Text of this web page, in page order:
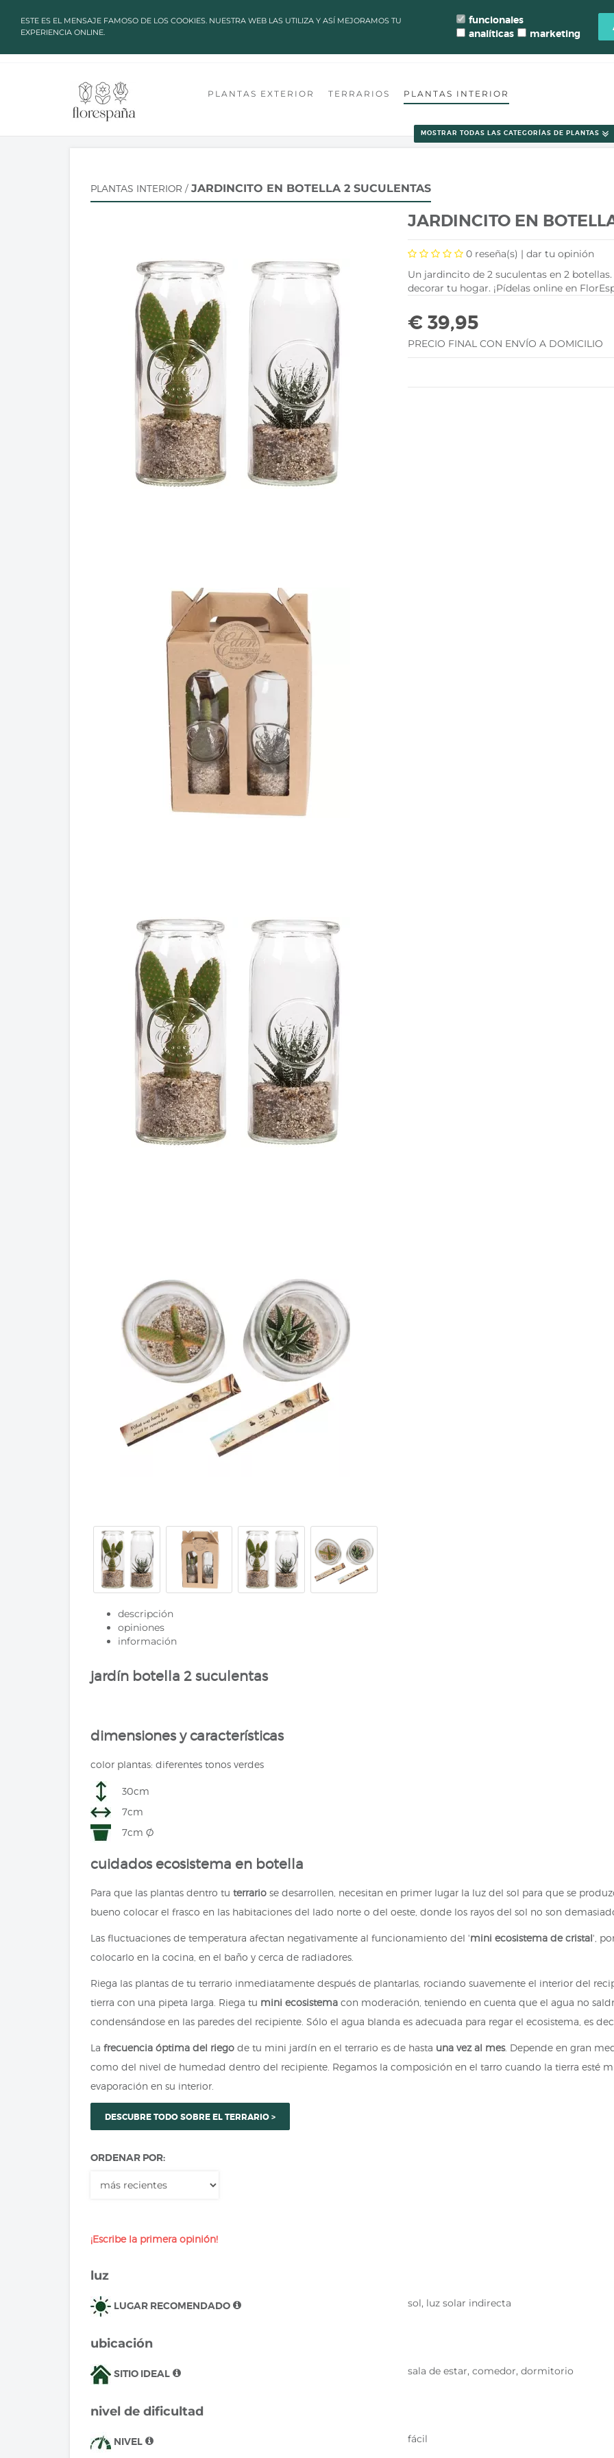
✔ ALTAS TEMPERATURAS: LOS PLAZOS DE PROCESAMIENTO Y ENVÍO DE PEDIDOS CAMBIAN PARA
PLANTAS EXTERIOR TERRARIOS PLANTAS INTERIOR
MOSTRAR TODAS LAS CATEGORÍAS DE PLANTAS
PLANTAS INTERIOR / JARDINCITO EN BOTELLA 2 SUCULENTAS
JARDINCITO EN
0reseña(s) | dar tu opinión
Un jardincito de 2 suculentas en 2
decorar tu hogar. ¡Pídelas online en
€ 39,95
PRECIO FINAL CON ENVÍO A DOMICILIO
descripción
opiniones
información
jardín botella 2 suculentas
dimensiones y características
color plantas: diferentes tonos verdes
30cm
7cm
7cm Ø
cuidados ecosistema en botella
Para que las plantas dentro tu terrario se desarrollen, necesitan en primer lugar la luz del sol para que se
bueno colocar el frasco en las habitaciones del lado norte o del oeste, donde los rayos del sol no son
Las fluctuaciones de temperatura afectan negativamente al funcionamiento del 'mini ecosistema de cristal',
colocarlo en la cocina, en el baño y cerca de radiadores.
Riega las plantas de tu terrario inmediatamente después de plantarlas, rociando suavemente el interior del
tierra con una pipeta larga. Riega tu mini ecosistema con moderación, teniendo en cuenta que el agua no
condensándose en las paredes del recipiente. Sólo el agua blanda es adecuada para regar el ecosistema, es
La frecuencia óptima del riego de tu mini jardín en el terrario es de hasta una vez al mes. Depende en gran
como del nivel de humedad dentro del recipiente. Regamos la composición en el tarro cuando la tierra esté
evaporación en su interior.
DESCUBRE TODO SOBRE EL TERRARIO >
ORDENAR POR:
¡Escribe la primera opinión!
luz
LUGAR RECOMENDADO sol, luz solar indirecta
ubicación
SITIO IDEAL sala de estar, comedor, dormitorio
nivel de dificultad
NIVEL fácil
ESTE ES EL MENSAJE FAMOSO DE LOS COOKIES. NUESTRA WEB LAS UTILIZA Y ASÍ MEJORAMOS TU
EXPERIENCIA ONLINE.
funcionales
analíticas
marketing